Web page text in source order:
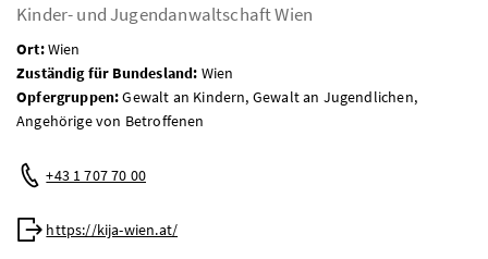
Kinder- und Jugendanwaltschaft Wien
Ort:Wien
Zuständig für Bundesland: Wien
Opfergruppen:Gewalt an Kindern, Gewalt an Jugendlichen,
Angehörige von Betroffenen
Telefon:
+43 1 707 70 00
Web:
https://kija-wien.at/